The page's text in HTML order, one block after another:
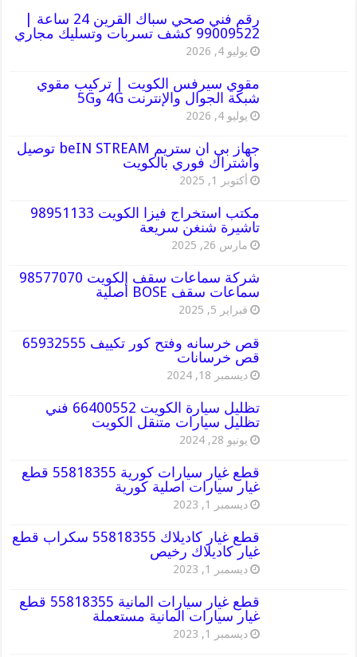
رقم فني صحي سباك القرين 24 ساعة |
99009522 كشف تسربات وتسليك مجاري
يوليو 4, 2026
مقوي سيرفس الكويت | تركيب مقوي
شبكة الجوال والإنترنت 4G و5G
يوليو 4, 2026
جهاز بي ان ستريم beIN STREAM توصيل
واشتراك فوري بالكويت
أكتوبر 1, 2025
مكتب استخراج فيزا الكويت 98951133
تاشيرة شنغن سريعة
مارس 26, 2025
شركة سماعات سقف الكويت 98577070
سماعات سقف BOSE أصلية
فبراير 5, 2025
قص خرسانه وفتح كور تكييف 65932555
قص خرسانات
ديسمبر 18, 2024
تظليل سيارة الكويت 66400552 فني
تظليل سيارات متنقل الكويت
يونيو 28, 2024
قطع غيار سيارات كورية 55818355 قطع
غيار سيارات اصلية كورية
ديسمبر 1, 2023
قطع غيار كاديلاك 55818355 سكراب قطع
غيار كاديلاك رخيص
ديسمبر 1, 2023
قطع غيار سيارات المانية 55818355 قطع
غيار سيارات المانية مستعملة
ديسمبر 1, 2023